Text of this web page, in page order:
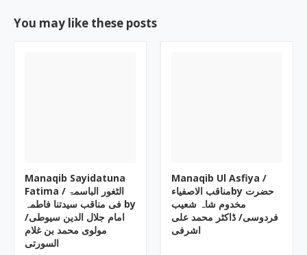
You may like these posts
Manaqib Sayidatuna
Fatima / الٹغور الباسمۃ
فی مناقب سیدتنا فاطمہ by
امام جلال الدین سیوطی/
مولوی محمد بن غلام
السورتی
Manaqib Ul Asfiya /
مناقب الاصفیاءby حضرت
مخدوم شاہ شعیب
فردوسی/ ڈاکٹر محمد علی
اشرفی